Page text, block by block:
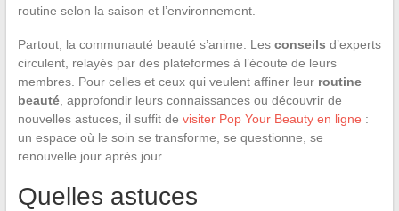
routine selon la saison et l’environnement.
Partout, la communauté beauté s’anime. Les conseils d’experts
circulent, relayés par des plateformes à l’écoute de leurs
membres. Pour celles et ceux qui veulent affiner leur routine
beauté, approfondir leurs connaissances ou découvrir de
nouvelles astuces, il suffit de visiter Pop Your Beauty en ligne :
un espace où le soin se transforme, se questionne, se
renouvelle jour après jour.
Quelles astuces